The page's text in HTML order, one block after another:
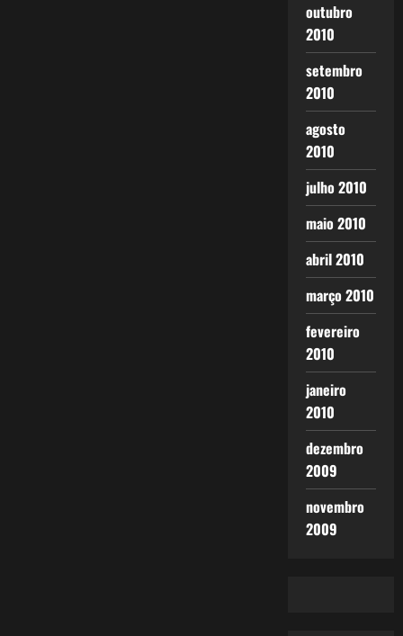
outubro
2010
setembro
2010
agosto
2010
julho 2010
maio 2010
abril 2010
março 2010
fevereiro
2010
janeiro
2010
dezembro
2009
novembro
2009